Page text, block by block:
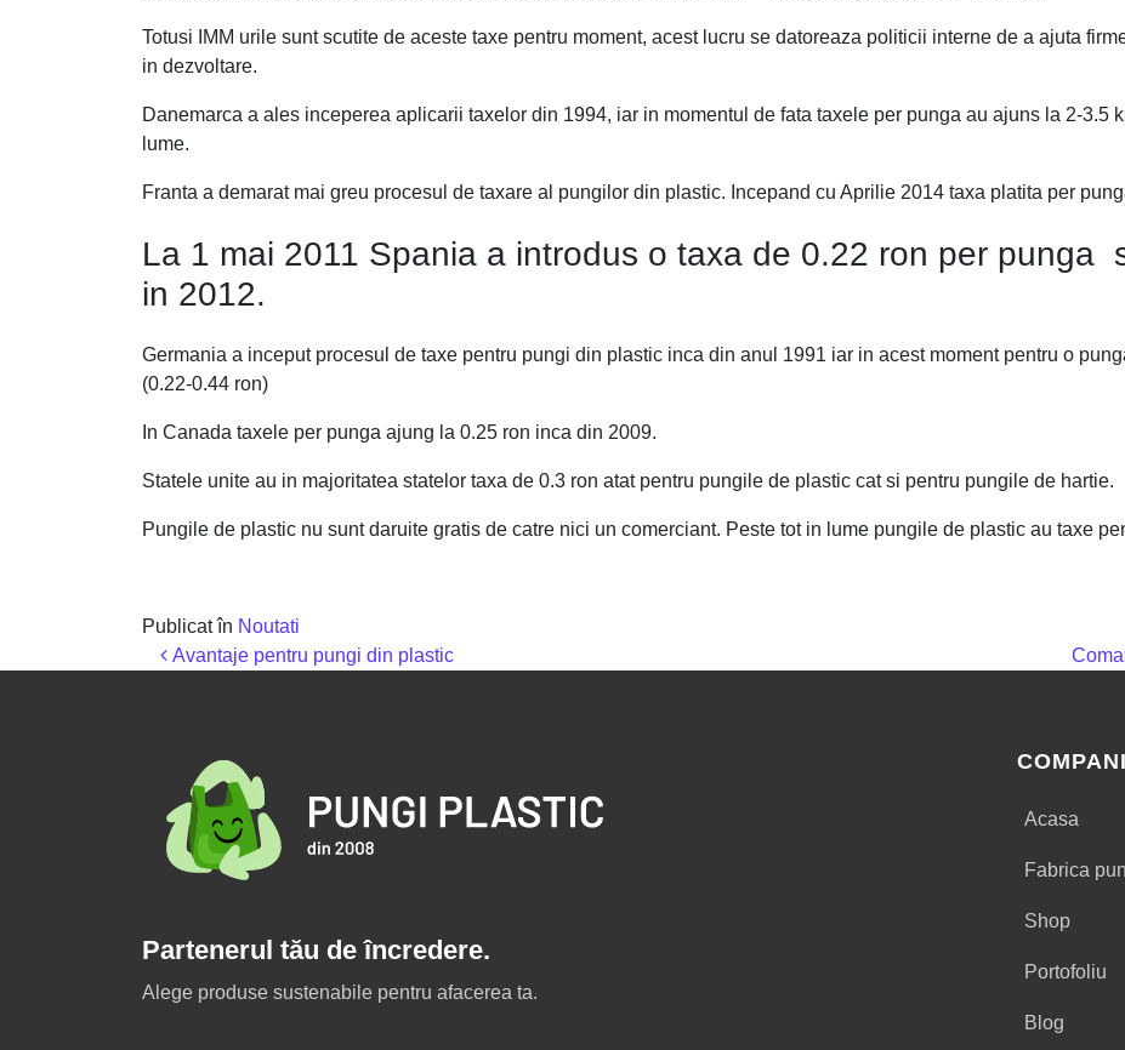
Totusi IMM urile sunt scutite de aceste taxe pentru moment, acest lucru se datoreaza politicii interne de a ajuta
in dezvoltare.
Danemarca a ales inceperea aplicarii taxelor din 1994, iar in momentul de fata taxele per punga au ajuns la 2-3.5
lume.
Franta a demarat mai greu procesul de taxare al pungilor din plastic. Incepand cu Aprilie 2014 taxa platita per
La 1 mai 2011 Spania a introdus o taxa de 0.22 ron per punga
in 2012.
Germania a inceput procesul de taxe pentru pungi din plastic inca din anul 1991 iar in acest moment pentru o
(0.22-0.44 ron)
In Canada taxele per punga ajung la 0.25 ron inca din 2009.
Statele unite au in majoritatea statelor taxa de 0.3 ron atat pentru pungile de plastic cat si pentru pungile de hartie.
Pungile de plastic nu sunt daruite gratis de catre nici un comerciant. Peste tot in lume pungile de plastic au taxe
Publicat în Noutati
Navigare în articole
Avantaje pentru pungi din plastic
Partenerul tău de încredere.
Alege produse sustenabile pentru afacerea ta.
Acasa
Fabrica
Shop
Portofoliu
Blog